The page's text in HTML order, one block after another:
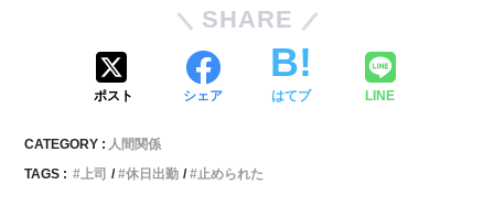
SHARE
ポスト シェア はてブ LINE
CATEGORY : 人間関係
TAGS :
上司 休日出勤 止められた